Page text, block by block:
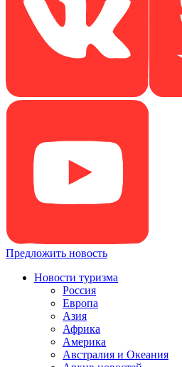
Предложить новость
Новости туризма
Россия
Европа
Азия
Африка
Америка
Австралия и Океания